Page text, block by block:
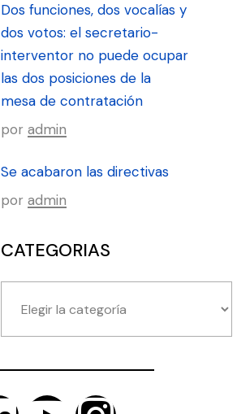
Dos funciones, dos vocalías y
dos votos: el secretario-
interventor no puede ocupar
las dos posiciones de la
mesa de contratación
por admin
Se acabaron las directivas
por admin
CATEGORIAS